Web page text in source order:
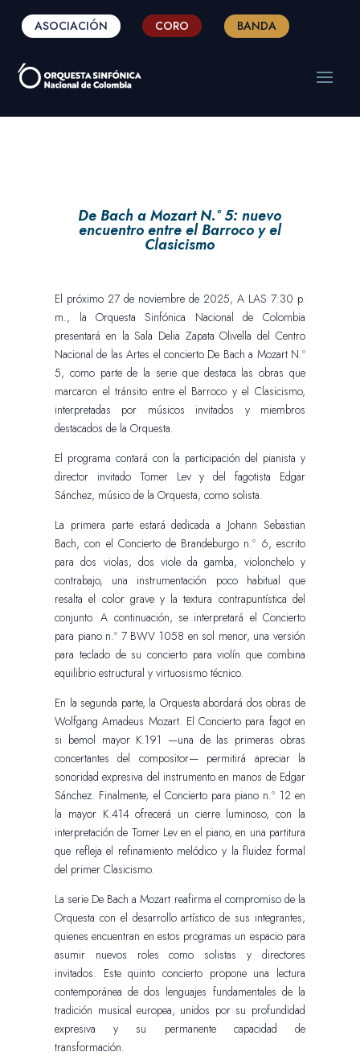
ASOCIACIÓN CORO BANDA
De Bach a Mozart N.º 5: nuevo
encuentro entre el Barroco y el
Clasicismo
El próximo 27 de noviembre de 2025, A LAS 7:30 p.
m., la Orquesta Sinfónica Nacional de Colombia
presentará en la Sala Delia Zapata Olivella del Centro
Nacional de las Artes el concierto De Bach a Mozart N.º
5, como parte de la serie que destaca las obras que
marcaron el tránsito entre el Barroco y el Clasicismo,
interpretadas por músicos invitados y miembros
destacados de la Orquesta.
El programa contará con la participación del pianista y
director invitado Tomer Lev y del fagotista Edgar
Sánchez, músico de la Orquesta, como solista.
La primera parte estará dedicada a Johann Sebastian
Bach, con el Concierto de Brandeburgo n.º 6, escrito
para dos violas, dos viole da gamba, violonchelo y
contrabajo, una instrumentación poco habitual que
resalta el color grave y la textura contrapuntística del
conjunto. A continuación, se interpretará el Concierto
para piano n.º 7 BWV 1058 en sol menor, una versión
para teclado de su concierto para violín que combina
equilibrio estructural y virtuosismo técnico.
En la segunda parte, la Orquesta abordará dos obras de
Wolfgang Amadeus Mozart. El Concierto para fagot en
si bemol mayor K.191 —una de las primeras obras
concertantes del compositor— permitirá apreciar la
sonoridad expresiva del instrumento en manos de Edgar
Sánchez. Finalmente, el Concierto para piano n.º 12 en
la mayor K.414 ofrecerá un cierre luminoso, con la
interpretación de Tomer Lev en el piano, en una partitura
que refleja el refinamiento melódico y la fluidez formal
del primer Clasicismo.
La serie De Bach a Mozart reafirma el compromiso de la
Orquesta con el desarrollo artístico de sus integrantes,
quienes encuentran en estos programas un espacio para
asumir nuevos roles como solistas y directores
invitados. Este quinto concierto propone una lectura
contemporánea de dos lenguajes fundamentales de la
tradición musical europea, unidos por su profundidad
expresiva y su permanente capacidad de
transformación.